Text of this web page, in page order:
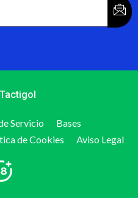
Servicio
Bases
de Cookies Aviso Legal